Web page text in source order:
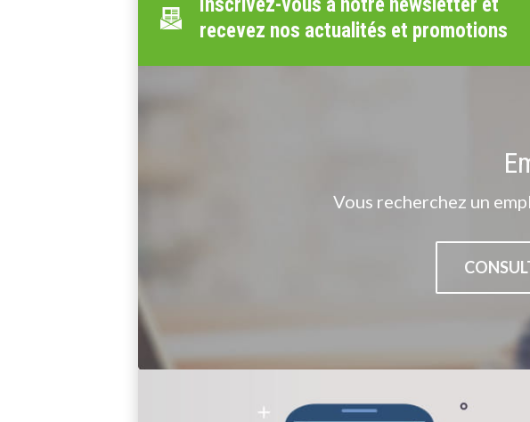
Inscrivez-vous à notre newsletter et
recevez nos actualités et promotions
Vous recherchez un